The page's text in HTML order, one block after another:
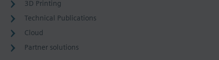
3D Printing
Technical Publications
Cloud
Partner solutions